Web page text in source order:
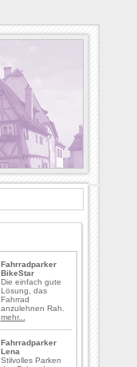
Fahrradparker
BikeStar
Die einfach gute
Lösung, das
Fahrrad
anzulehnen Rah.
mehr...
Fahrradparker
Lena
Stilvolles Parken